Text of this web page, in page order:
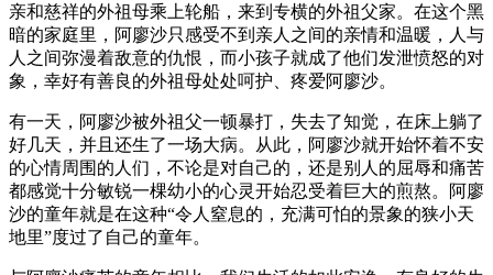
亲和慈祥的外祖母乘上轮船，来到专横的外祖父家。在这个黑
暗的家庭里，阿廖沙只感受不到亲人之间的亲情和温暖，人与
人之间弥漫着敌意的仇恨，而小孩子就成了他们发泄愤怒的对
象，幸好有善良的外祖母处处呵护、疼爱阿廖沙。
有一天，阿廖沙被外祖父一顿暴打，失去了知觉，在床上躺了
好几天，并且还生了一场大病。从此，阿廖沙就开始怀着不安
的心情周围的人们，不论是对自己的，还是别人的屈辱和痛苦
都感觉十分敏锐一棵幼小的心灵开始忍受着巨大的煎熬。阿廖
沙的童年就是在这种“令人窒息的，充满可怕的景象的狭小天
地里”度过了自己的童年。